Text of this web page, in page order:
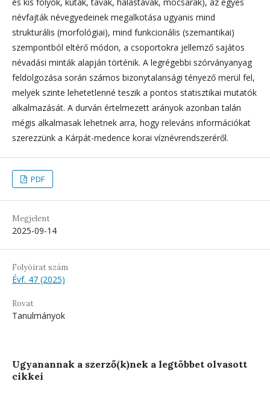
névfajták névegyedeinek megalkotása ugyanis mind
strukturális (morfológiai), mind funkcionális (szemantikai)
szempontból eltérő módon, a csoportokra jellemző sajátos
névadási minták alapján történik. A legrégebbi szórványanyag
feldolgozása során számos bizonytalansági tényező merül fel,
melyek szinte lehetetlenné teszik a pontos statisztikai mutatók
alkalmazását. A durván értelmezett arányok azonban talán
mégis alkalmasak lehetnek arra, hogy releváns információkat
szerezzünk a Kárpát-medence korai víznévrendszeréről.
PDF
Megjelent
2025-09-14
Folyóirat szám
Évf. 47 (2025)
Rovat
Tanulmányok
Ugyanannak a szerző(k)nek a legtöbbet olvasott
cikkei